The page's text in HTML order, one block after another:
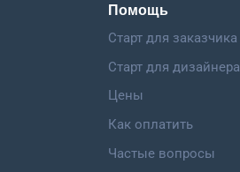
Помощь
Старт для заказчика
Старт для дизайнера
Цены
Как оплатить
Частые вопросы